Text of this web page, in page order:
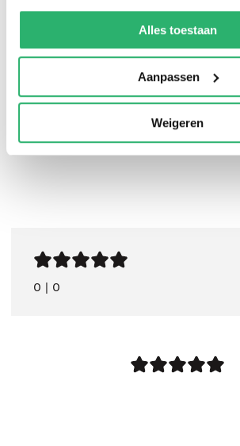
We werken samen met42 derdendie
kunnen ontvangen en verwerken.
Alles toestaan
Aanpassen
Weigeren
Aanyah AbdullahenShaila Abdullah.
0 | 0